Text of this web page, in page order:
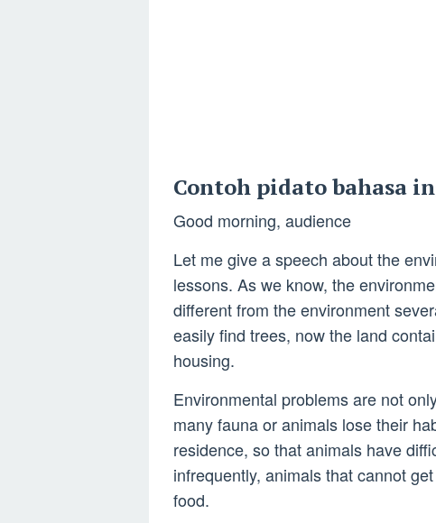
Contoh pidato bahasa
Good morning, audience
Let me give a speech about the
lessons. As we know, the
different from the environment
easily find trees, now the land
housing.
Environmental problems are not
many fauna or animals lose their
residence, so that animals have
infrequently, animals that cannot
food.